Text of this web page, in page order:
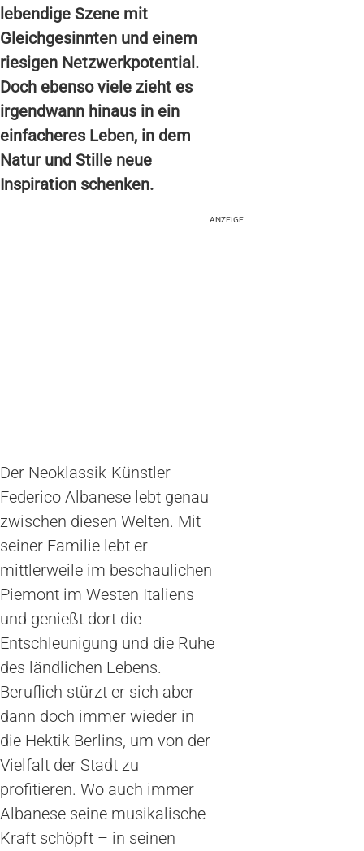
lebendige Szene mit
Gleichgesinnten und einem
riesigen Netzwerkpotential.
Doch ebenso viele zieht es
irgendwann hinaus in ein
einfacheres Leben, in dem
Natur und Stille neue
Inspiration schenken.
ANZEIGE
Der Neoklassik-Künstler
Federico Albanese lebt genau
zwischen diesen Welten. Mit
seiner Familie lebt er
mittlerweile im beschaulichen
Piemont im Westen Italiens
und genießt dort die
Entschleunigung und die Ruhe
des ländlichen Lebens.
Beruflich stürzt er sich aber
dann doch immer wieder in
die Hektik Berlins, um von der
Vielfalt der Stadt zu
profitieren. Wo auch immer
Albanese seine musikalische
Kraft schöpft – in seinen